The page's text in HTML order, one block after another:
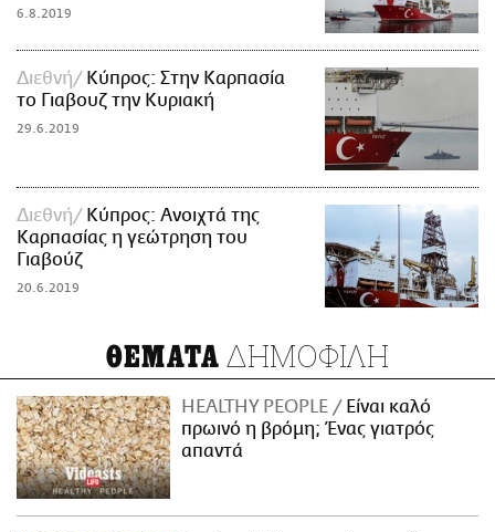
6.8.2019
Διεθνή
Κύπρος: Στην Καρπασία
το Γιαβουζ την Κυριακή
29.6.2019
Διεθνή
Κύπρος: Aνοιχτά της
Καρπασίας η γεώτρηση του
Γιαβούζ
20.6.2019
ΘΕΜΑΤΑ ΔΗΜΟΦΙΛΗ
HEALTHY PEOPLE
Είναι καλό
πρωινό η βρόμη; Ένας γιατρός
απαντά